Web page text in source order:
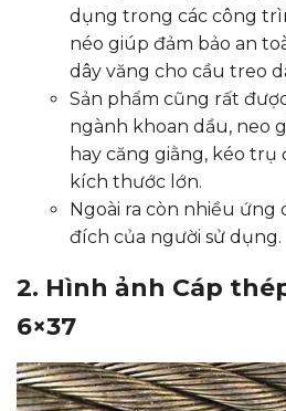
dụng trong các công
néo giúp đảm bảo an
dây văng cho cầu treo
Sản phẩm cũng rất
ngành khoan dầu, neo
hay căng giằng, kéo
kích thước lớn.
Ngoài ra còn nhiều
đích của người sử dụng.
2. Hình ảnh Cáp
6×37